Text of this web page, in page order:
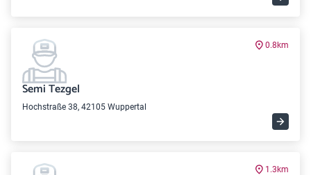
0.8km
Semi Tezgel
Hochstraße 38, 42105 Wuppertal
1.3km